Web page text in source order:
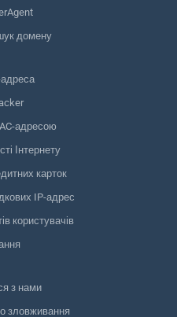
домену
адресою
Інтернету
карток
IP-адрес
користувачів
з нами
зловживання